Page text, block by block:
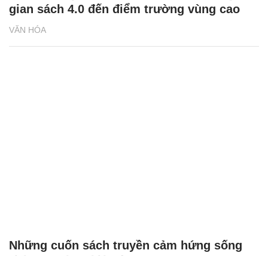
VĂN HÓA
gian sách 4.0 đến điểm trường vùng cao
Những cuốn sách truyền cảm hứng sống